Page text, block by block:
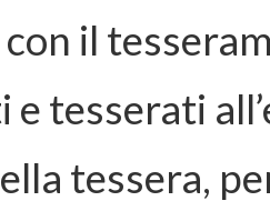
il
e tesserati
tessera,